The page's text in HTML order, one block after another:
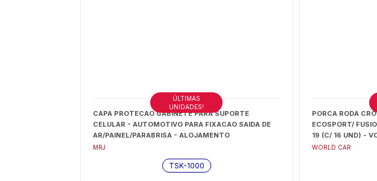
CAPA PROTECAO GABINETE PARA SUPORTE
CELULAR - AUTOMOTIVO PARA FIXACAO SAIDA DE
AR/PAINEL/PARABRISA - ALOJAMENTO
(AUTOMOTIVO) 18 CM X 9 CM - TSK-1000
MRJ
ÚLTIMAS
UNIDADES!
TSK-1000
PORCA RODA
ECOSPORT/
19 (C/ 16 UND) -
WORLD CAR